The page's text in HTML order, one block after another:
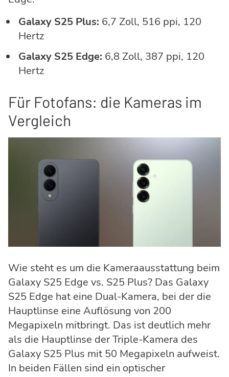
Galaxy S25 Plus: 6,7 Zoll, 516 ppi, 120
Hertz
Galaxy S25 Edge: 6,8 Zoll, 387 ppi, 120
Hertz
Für Fotofans: die Kameras im
Vergleich
Wie steht es um die Kameraausstattung beim
Galaxy S25 Edge vs. S25 Plus? Das Galaxy
S25 Edge hat eine Dual-Kamera, bei der die
Hauptlinse eine Auflösung von 200
Megapixeln mitbringt. Das ist deutlich mehr
als die Hauptlinse der Triple-Kamera des
Galaxy S25 Plus mit 50 Megapixeln aufweist.
In beiden Fällen sind ein optischer